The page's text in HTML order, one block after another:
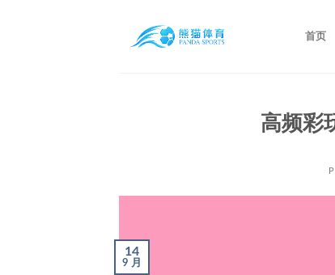
首页
高频彩
14
9 月